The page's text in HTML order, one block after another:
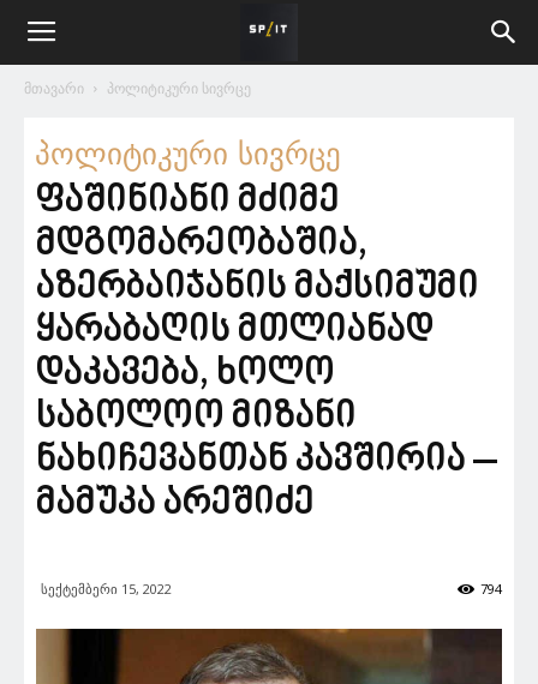
მთავარი პოლიტიკური სივრცე
პოლიტიკური სივრცე
ფაშინიანი მძიმე
მდგომარეობაშია,
აზერბაიჯანის მაქსიმუმი
ყარაბაღის მთლიანად
დაკავება, ხოლო
საბოლოო მიზანი
ნახიჩევანთან კავშირია –
მამუკა არეშიძე
სექტემბერი 15, 2022 794